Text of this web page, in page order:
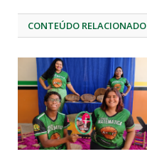
CONTEÚDO RELACIONADO